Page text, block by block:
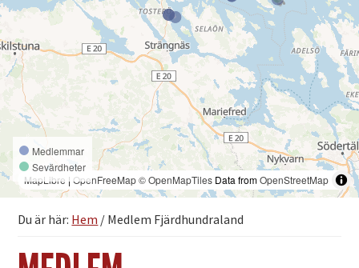
Medlemmar
Sevärdheter
MapLibre | OpenFreeMap© OpenMapTiles Data fromOpenStreetMap
Du är här: Hem / Medlem Fjärdhundraland